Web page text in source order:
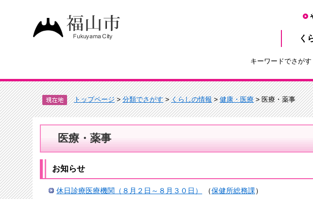
く
キーワードでさがす
トップページ>分類でさがす>くらしの情報>健康・医療> 医療・薬事
医療・薬事
お知らせ
休日診療医療機関（８月２日～８月３０日） （保健所総務課）